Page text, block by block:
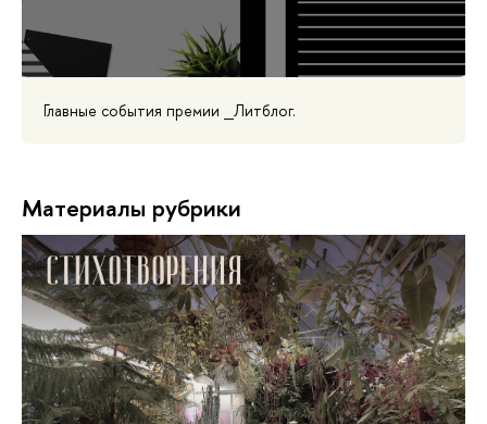
Главные события премии _Литблог.
Материалы рубрики